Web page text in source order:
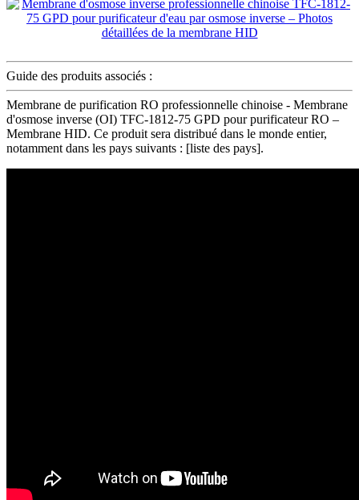
Guide des produits associés :
Membrane de purification RO professionnelle chinoise - Membrane
d'osmose inverse (OI) TFC-1812-75 GPD pour purificateur RO –
Membrane HID. Ce produit sera distribué dans le monde entier,
notamment dans les pays suivants : [liste des pays].